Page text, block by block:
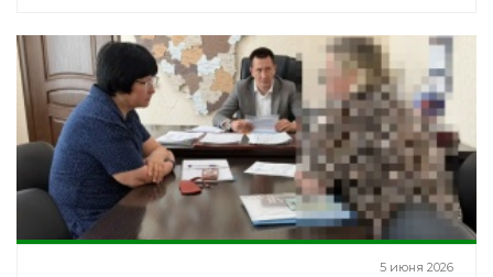
5 июня 2026